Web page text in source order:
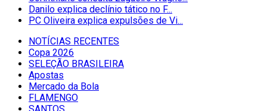
Danilo explica declínio tático no F...
PC Oliveira explica expulsões de Vi...
NOTÍCIAS RECENTES
Copa 2026
SELEÇÃO BRASILEIRA
Apostas
Mercado da Bola
FLAMENGO